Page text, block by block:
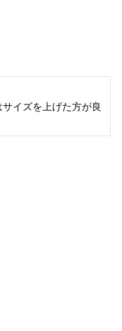
イズを上げた方が良